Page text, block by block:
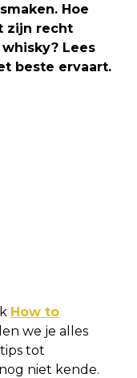
Hoe
zijn recht
Lees
beste ervaart.
How to
we je alles
tot
niet kende.